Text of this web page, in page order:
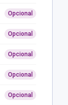
Opcional
Opcional
Opcional
Opcional
Opcional